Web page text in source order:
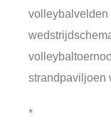
volleybalvelden
strandpaviljoen
*